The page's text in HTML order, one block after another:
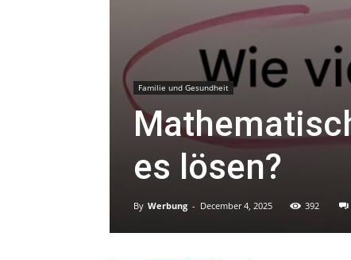
Familie und Gesundheit
es lösen?
By Werbung - December 4, 2025 392